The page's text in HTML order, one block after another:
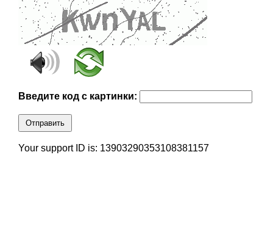
Введите код с картинки:
Отправить
Your support ID is: 13903290353108381157